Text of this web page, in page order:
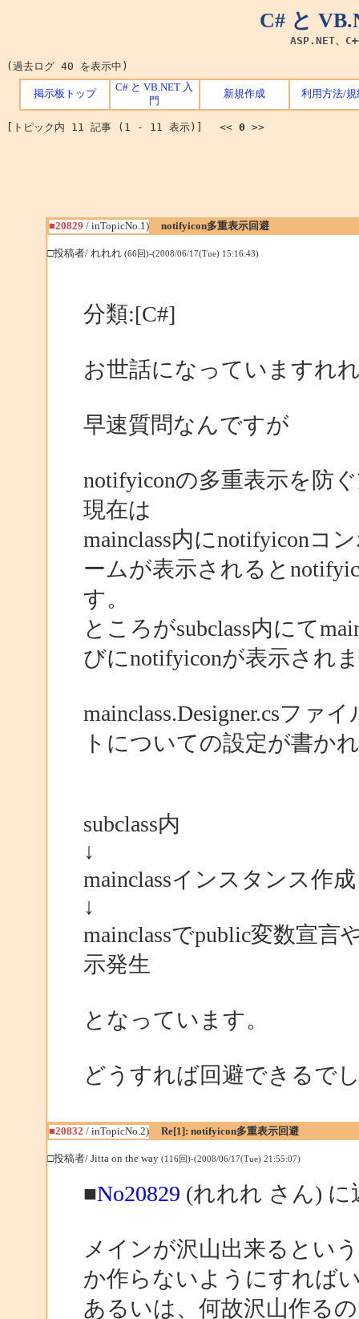
C# と
ASP.NET、
(過去ログ 40 を表示中)
掲示板トップ
C# と VB.NET 入
門
新規作成 利用方法/規
[トピック内 11 記事 (1 - 11 表示)] << 0 >>
■20829 / inTopicNo.1) notifyicon多重表示回避
□投稿者/ れれれ (66回)-(2008/06/17(Tue) 15:16:43)
分類:[C#]
お世話になっていますれ
早速質問なんですが
notifyiconの多重表示を防
現在は
mainclass内にnotifyiconコ
ームが表示されると
す。
ところがsubclass内にて
びにnotifyiconが表示され
mainclass.Designer.csファ
トについての設定が書か
subclass内
↓
mainclassインスタンス作成
↓
mainclassでpublic変数宣言
示発生
となっています。
どうすれば回避できるで
■20832 / inTopicNo.2) Re[1]: notifyicon多重表示回避
□投稿者/ Jitta on the way (116回)-(2008/06/17(Tue) 21:55:07)
■No20829 (れれれ さん) に
メインが沢山出来るとい
か作らないようにすれば
あるいは、何故沢山作る